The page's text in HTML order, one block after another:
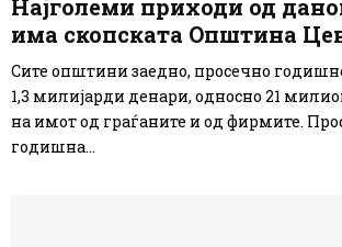
Најголеми приходи од
има скопската Општина
Сите општини заедно, просечно
1,3 милијарди денари, односно 21
на имот од граѓаните и од фирмите.
годишна...